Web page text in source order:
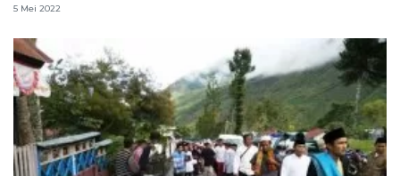
5 Mei 2022